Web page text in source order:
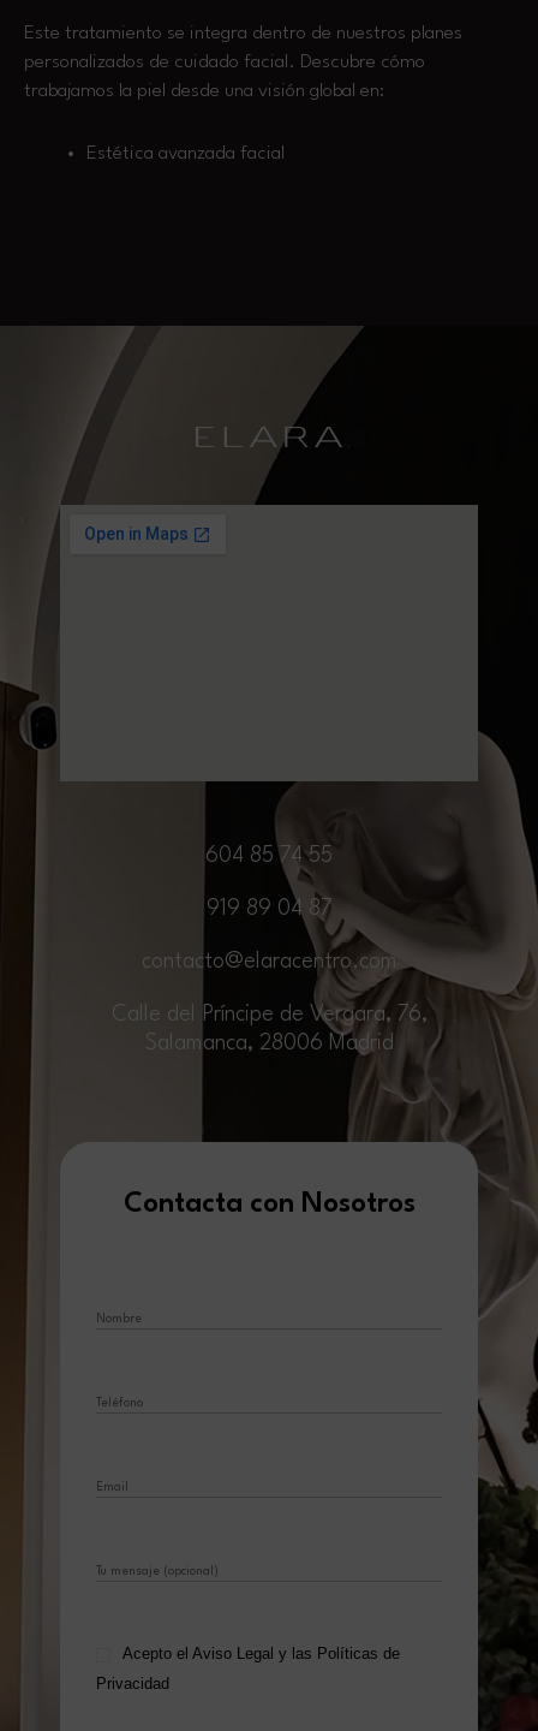
Este tratamiento se integra dentro de nuestros planes
personalizados de cuidado facial. Descubre cómo
trabajamos la piel desde una visión global en:
Estética avanzada facial
604 85 74 55
919 89 04 87
contacto@elaracentro.com
Calle del Príncipe de Vergara, 76,
Salamanca, 28006 Madrid
Contacta con Nosotros
Acepto el Aviso Legal y las Políticas de
Privacidad